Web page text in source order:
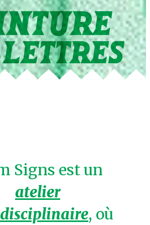
Signs est un
atelier
e, où